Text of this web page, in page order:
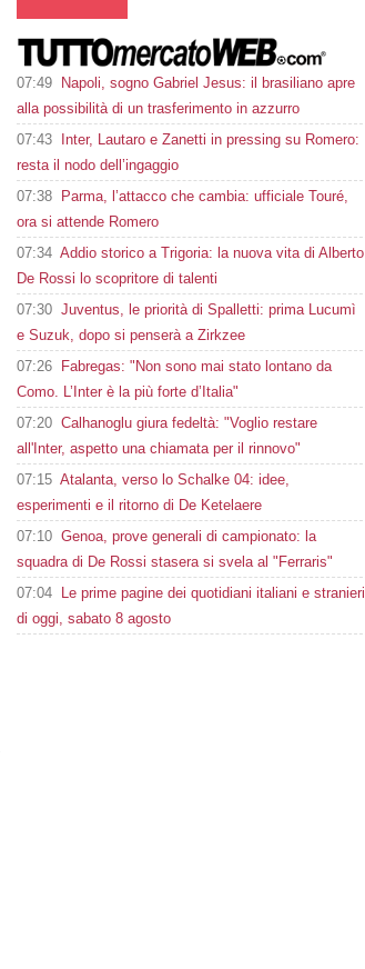
07:49
Napoli, sogno Gabriel Jesus: il brasiliano apre
alla possibilità di un trasferimento in azzurro
07:43
Inter, Lautaro e Zanetti in pressing su Romero:
resta il nodo dell’ingaggio
07:38
Parma, l’attacco che cambia: ufficiale Touré,
ora si attende Romero
07:34 Addio storico a Trigoria: la nuova vita di Alberto
De Rossi lo scopritore di talenti
07:30 Juventus, le priorità di Spalletti: prima Lucumì
e Suzuk, dopo si penserà a Zirkzee
07:26
Fabregas: "Non sono mai stato lontano da
Como. L’Inter è la più forte d’Italia"
07:20 Calhanoglu giura fedeltà: "Voglio restare
all'Inter, aspetto una chiamata per il rinnovo"
07:15 Atalanta, verso lo Schalke 04: idee,
esperimenti e il ritorno di De Ketelaere
07:10 Genoa, prove generali di campionato: la
squadra di De Rossi stasera si svela al "Ferraris"
07:04
Le prime pagine dei quotidiani italiani e stranieri
di oggi, sabato 8 agosto